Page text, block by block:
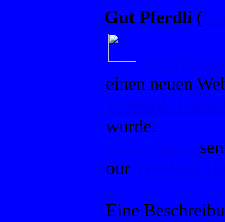
Gut Pferdli (
einen neuen
wurde.
our
Eine